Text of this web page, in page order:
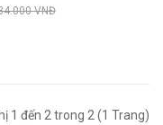
VNĐ
1 đến 2 trong 2 (1 Trang)